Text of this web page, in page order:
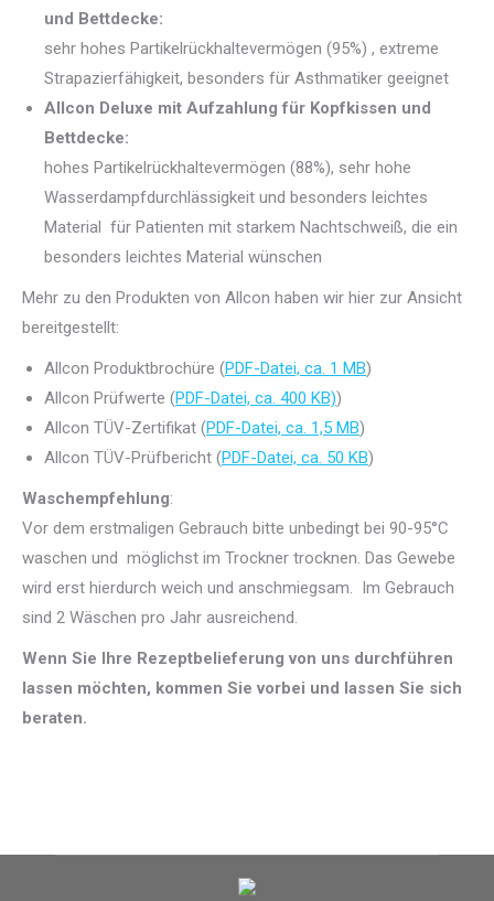
und Bettdecke:
sehr hohes Partikelrückhaltevermögen (95%) , extreme
Strapazierfähigkeit, besonders für Asthmatiker geeignet
Allcon Deluxe mit Aufzahlung für Kopfkissen und
Bettdecke:
hohes Partikelrückhaltevermögen (88%), sehr hohe
Wasserdampfdurchlässigkeit und besonders leichtes
Material für Patienten mit starkem Nachtschweiß, die ein
besonders leichtes Material wünschen
Mehr zu den Produkten von Allcon haben wir hier zur Ansicht
bereitgestellt:
Allcon Produktbrochüre (PDF-Datei, ca. 1 MB)
Allcon Prüfwerte (PDF-Datei, ca. 400 KB))
Allcon TÜV-Zertifikat (PDF-Datei, ca. 1,5 MB)
Allcon TÜV-Prüfbericht (PDF-Datei, ca. 50 KB)
Waschempfehlung:
Vor dem erstmaligen Gebrauch bitte unbedingt bei 90-95°C
waschen und möglichst im Trockner trocknen. Das Gewebe
wird erst hierdurch weich und anschmiegsam. Im Gebrauch
sind 2 Wäschen pro Jahr ausreichend.
Wenn Sie Ihre Rezeptbelieferung von uns durchführen
lassen möchten, kommen Sie vorbei und lassen Sie sich
beraten.